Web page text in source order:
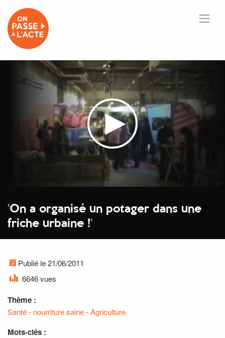
'On a organisé un potager dans une
friche urbaine !'
Publié le 21/06/2011
6646 vues
Thème :
Santé - nourriture saine - Agriculture
Mots-clés :